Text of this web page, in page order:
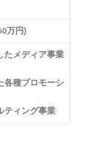
万円)
たメディア事業
各種プロモーシ
ティング事業